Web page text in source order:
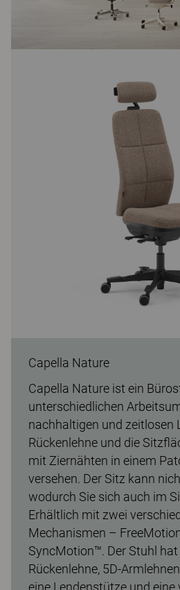
Capella Nature
Capella Nature ist ein
unterschiedlichen
nachhaltigen und zeitlosen
Rückenlehne und die
mit Ziernähten in einem
versehen. Der Sitz kann
wodurch Sie sich auch im
Erhältlich mit zwei
Mechanismen –
SyncMotion™. Der Stuhl
Rückenlehne, 5D-
eine Lendenstütze und eine